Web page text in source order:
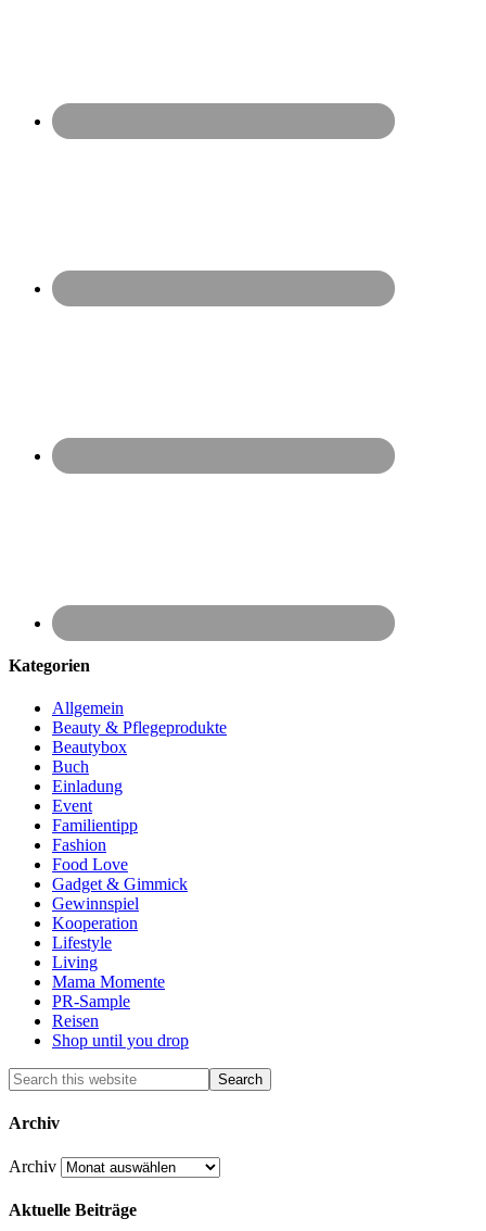
Kategorien
Allgemein
Beauty & Pflegeprodukte
Beautybox
Buch
Einladung
Event
Familientipp
Fashion
Food Love
Gadget & Gimmick
Gewinnspiel
Kooperation
Lifestyle
Living
Mama Momente
PR-Sample
Reisen
Shop until you drop
Archiv
Archiv
Aktuelle Beiträge